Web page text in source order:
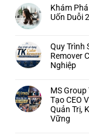
Khám
Uốn Duỗi
Quy Trình
Remover
Nghiệp
MS
Tạo CEO
Quản Trị,
Vững